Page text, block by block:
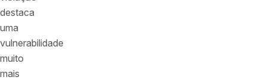
destaca
uma
vulnerabilidade
muito
mais